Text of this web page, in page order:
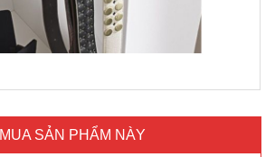
MUA SẢN PHẨM NÀY